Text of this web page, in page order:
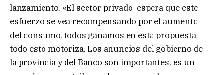
lanzamiento. «El sector privado espera que este
esfuerzo se vea recompensando por el aumento
del consumo, todos ganamos en esta propuesta,
todo esto motoriza. Los anuncios del gobierno de
la provincia y del Banco son importantes, es un